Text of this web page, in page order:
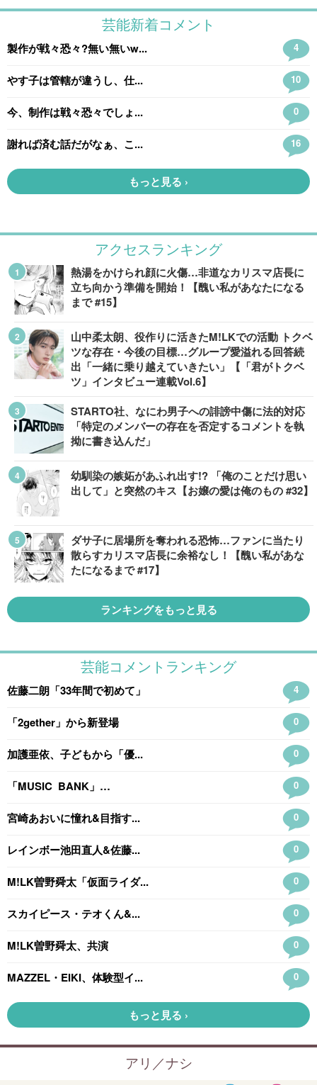
アクセスランキング
熱湯をかけられ顔に火傷…非道なカリスマ店長に
立ち向かう準備を開始！【醜い私があなたになる
まで #15】
山中柔太朗、役作りに活きたM!LKでの活動 トクベ
ツな存在・今後の目標…グループ愛溢れる回答続
出「一緒に乗り越えていきたい」【「君がトクベ
ツ」インタビュー連載Vol.6】
STARTO社、なにわ男子への誹謗中傷に法的対応
「特定のメンバーの存在を否定するコメントを執
拗に書き込んだ」
幼馴染の嫉妬があふれ出す!? 「俺のことだけ思い
出して」と突然のキス【お嬢の愛は俺のもの #32】
ダサ子に居場所を奪われる恐怖…ファンに当たり
散らすカリスマ店長に余裕なし！【醜い私があな
たになるまで #17】
ランキングをもっと見る